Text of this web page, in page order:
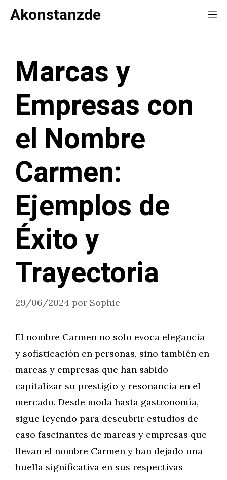
Saltar
Akonstanzde
Marcas y
Empresas con
el Nombre
Carmen:
Ejemplos de
Éxito y
Trayectoria
29/06/2024 por Sophie
El nombre Carmen no solo evoca elegancia
y sofisticación en personas, sino también en
marcas y empresas que han sabido
capitalizar su prestigio y resonancia en el
mercado. Desde moda hasta gastronomía,
sigue leyendo para descubrir estudios de
caso fascinantes de marcas y empresas que
llevan el nombre Carmen y han dejado una
huella significativa en sus respectivas